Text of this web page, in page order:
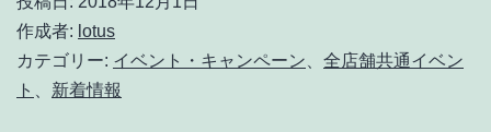
作成者: lotus
カテゴリー: イベント・キャンペーン
全店舗共通イベン
ト
新着情報